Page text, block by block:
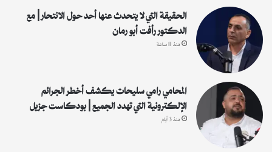
:
الحقيقة التي لا يتحدث عنها أحد حول الانتحار | مع
الدكتور رأفت أبو رمان
منذ 11 ساعة
المحامي رامي سليحات يكشف أخطر الجرائم
الإلكترونية التي تهدد الجميع | بودكاست جزيل
منذ 3 أيام